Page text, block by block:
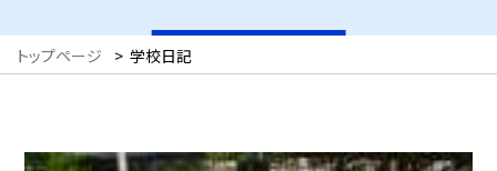
トップページ > 学校日記